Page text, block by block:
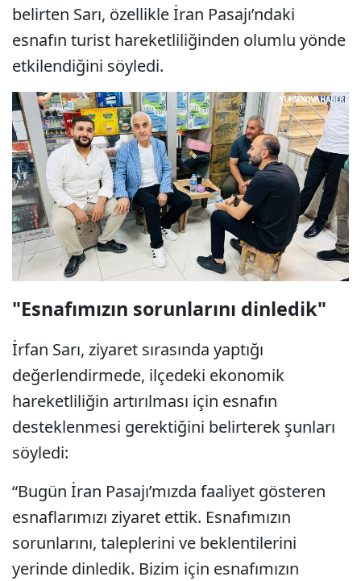
belirten Sarı, özellikle İran Pasajı’ndaki
esnafın turist hareketliliğinden olumlu yönde
etkilendiğini söyledi.
"Esnafımızın sorunlarını dinledik"
İrfan Sarı, ziyaret sırasında yaptığı
değerlendirmede, ilçedeki ekonomik
hareketliliğin artırılması için esnafın
desteklenmesi gerektiğini belirterek şunları
söyledi:
“Bugün İran Pasajı’mızda faaliyet gösteren
esnaflarımızı ziyaret ettik. Esnafımızın
sorunlarını, taleplerini ve beklentilerini
yerinde dinledik. Bizim için esnafımızın